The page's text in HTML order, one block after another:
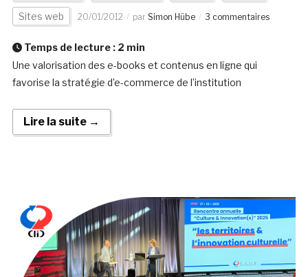
Sites web 20/01/2012 par Simon Hübe 3 commentaires
Temps de lecture : 2 min
Une valorisation des e-books et contenus en ligne qui
favorise la stratégie d’e-commerce de l’institution
Lire la suite →